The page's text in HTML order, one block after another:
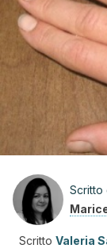
Scritto
Scritto Valeria